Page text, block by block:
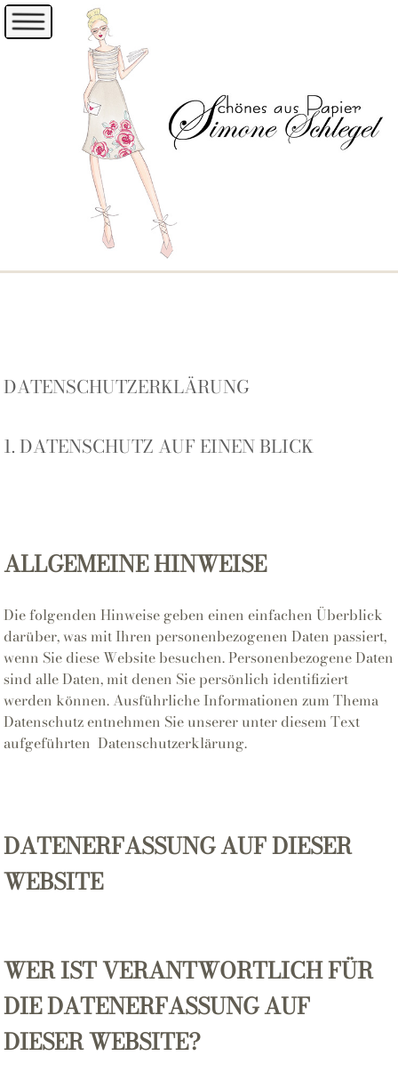
DATENSCHUTZERKLÄRUNG
1. DATENSCHUTZ AUF EINEN BLICK
ALLGEMEINE HINWEISE
Die folgenden Hinweise geben einen einfachen Überblick
darüber, was mit Ihren personenbezogenen Daten passiert,
wenn Sie diese Website besuchen. Personenbezogene Daten
sind alle Daten, mit denen Sie persönlich identifiziert
werden können. Ausführliche Informationen zum Thema
Datenschutz entnehmen Sie unserer unter diesem Text
aufgeführten Datenschutzerklärung.
DATENERFASSUNG AUF DIESER
WEBSITE
WER IST VERANTWORTLICH FÜR
DIE DATENERFASSUNG AUF
DIESER WEBSITE?